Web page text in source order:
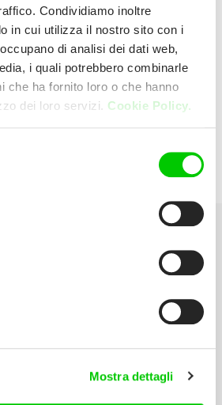
Condividiamo inoltre
in cui utilizza il nostro sito con i
di analisi dei dati web,
i quali potrebbero combinarle
che ha fornito loro o che hanno
dei loro servizi. Cookie Policy.
Mostra dettagli
Mario
20157 Milano (Milano)